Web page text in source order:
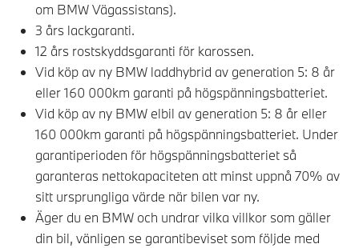
om BMW Vägassistans).
3 års lackgaranti.
12 års rostskyddsgaranti för karossen.
Vid köp av ny BMW laddhybrid av generation 5: 8 år
eller 160 000km garanti på högspänningsbatteriet.
Vid köp av ny BMW elbil av generation 5: 8 år eller
160 000km garanti på högspänningsbatteriet. Under
garantiperioden för högspänningsbatteriet så
garanteras nettokapaciteten att minst uppnå 70% av
sitt ursprungliga värde när bilen var ny.
Äger du en BMW och undrar vilka villkor som gäller
din bil, vänligen se garantibeviset som följde med